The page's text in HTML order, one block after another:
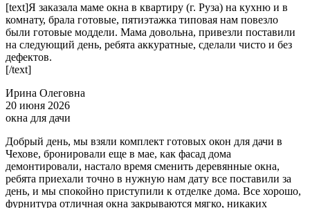
[text]Я заказала маме окна в квартиру (г. Руза) на кухню и в
комнату, брала готовые, пятиэтажка типовая нам повезло
были готовые моддели. Мама довольна, привезли поставили
на следующий день, ребята аккуратные, сделали чисто и без
дефектов.
[/text]
Ирина Олеговна
20 июня 2026
окна для дачи
Добрый день, мы взяли комплект готовых окон для дачи в
Чехове, бронировали еще в мае, как фасад дома
демонтировали, настало время сменить деревянные окна,
ребята приехали точно в нужную нам дату все поставили за
день, и мы спокойно приступили к отделке дома. Все хорошо,
фурнитура отличная окна закрываются мягко, никаких